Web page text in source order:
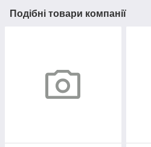
Подібні товари компанії